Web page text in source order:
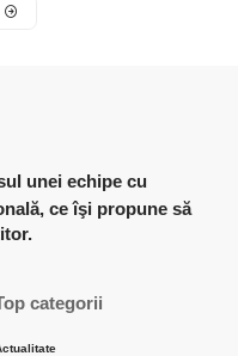
ce îşi propune să
categorii